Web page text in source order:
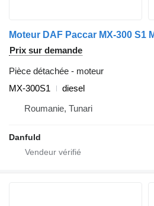
Prix sur demande
Pièce détachée - moteur
MX-300S1
diesel
Roumanie, Tunari
Danfuld